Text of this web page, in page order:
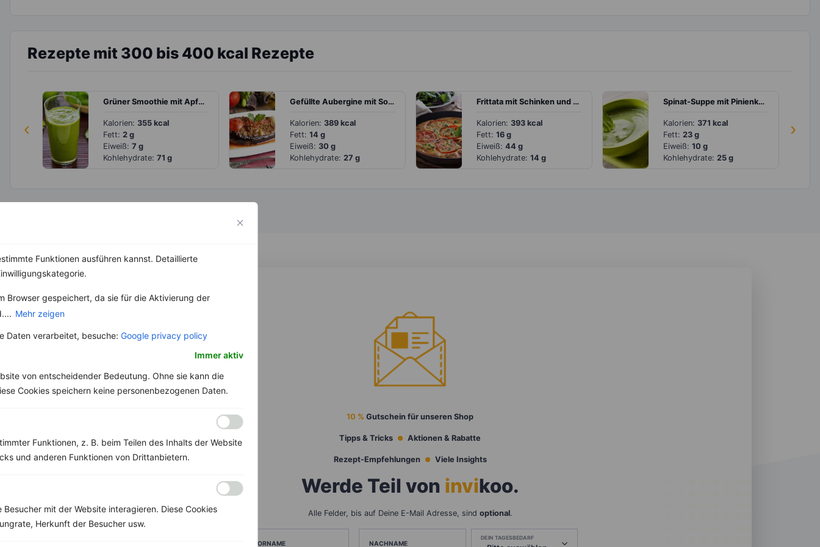
Funktionen ausführen kannst. Detaillierte
Browser gespeichert, da sie für die Aktivierung der
Mehr zeigen
Daten verarbeitet, besuche: Google privacy policy
Immer aktiv
von entscheidender Bedeutung. Ohne sie kann die
Cookies speichern keine personenbezogenen Daten.
Funktionen, z. B. beim Teilen des Inhalts der Website
und anderen Funktionen von Drittanbietern.
mit der Website interagieren. Diese Cookies
Herkunft der Besucher usw.
Rezepte mit 300 bis 400 kcal Rezepte
‹ ›
Grüner Smoothie mit Apfel, Banane, Spinat und Ingwer
Kalorien: 355 kcal
Fett: 2 g
Eiweiß: 7 g
Kohlehydrate: 71 g
Gefüllte Aubergine mit Sojahack und Tomaten
Kalorien: 389 kcal
Fett: 14 g
Eiweiß: 30 g
Kohlehydrate: 27 g
Frittata mit Schinken und Tomaten
Kalorien: 393 kcal
Fett: 16 g
Eiweiß: 44 g
Kohlehydrate: 14 g
Spinat-Suppe mit Pinienkernen
Kalorien: 371 kcal
Fett: 23 g
Eiweiß: 10 g
Kohlehydrate: 25 g
10 % Gutschein für unseren Shop
Tipps & Tricks Aktionen & Rabatte
Rezept-Empfehlungen Viele Insights
Werde Teil von invikoo.
Alle Felder, bis auf Deine E-Mail Adresse, sind optional.
VORNAME NACHNAME
DEIN TAGESBEDARF